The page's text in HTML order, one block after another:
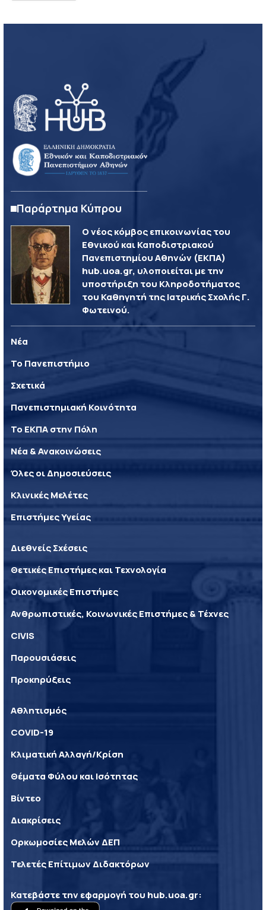
Παράρτημα Κύπρου
Ο νέος κόμβος επικοινωνίας του
Εθνικού και Καποδιστριακού
Πανεπιστημίου Αθηνών (ΕΚΠΑ)
hub.uoa.gr, υλοποιείται με την
υποστήριξη του Κληροδοτήματος
του Καθηγητή της Ιατρικής Σχολής Γ.
Φωτεινού.
Νέα
Το Πανεπιστήμιο
Σχετικά
Πανεπιστημιακή Κοινότητα
Το ΕΚΠΑ στην Πόλη
Νέα & Ανακοινώσεις
Όλες οι Δημοσιεύσεις
Κλινικές Μελέτες
Επιστήμες Υγείας
Διεθνείς Σχέσεις
Θετικές Επιστήμες και Τεχνολογία
Οικονομικές Επιστήμες
Ανθρωπιστικές, Κοινωνικές Επιστήμες & Τέχνες
CIVIS
Παρουσιάσεις
Προκηρύξεις
Αθλητισμός
COVID-19
Κλιματική Αλλαγή/Κρίση
Θέματα Φύλου και Ισότητας
Βίντεο
Διακρίσεις
Ορκωμοσίες Μελών ΔΕΠ
Τελετές Επίτιμων Διδακτόρων
Κατεβάστε την εφαρμογή του hub.uoa.gr: